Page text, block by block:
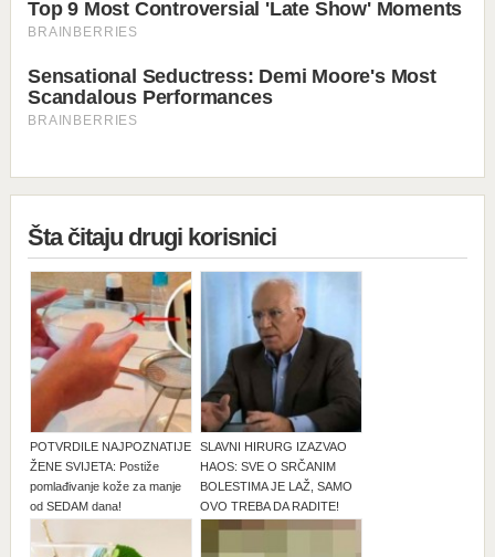
Šta čitaju drugi korisnici
POTVRDILE NAJPOZNATIJE
ŽENE SVIJETA: Postiže
pomlađivanje kože za manje
od SEDAM dana!
SLAVNI HIRURG IZAZVAO
HAOS: SVE O SRČANIM
BOLESTIMA JE LAŽ, SAMO
OVO TREBA DA RADITE!